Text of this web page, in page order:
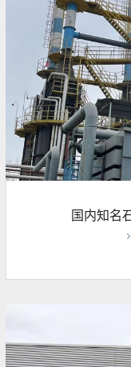
国内知名
